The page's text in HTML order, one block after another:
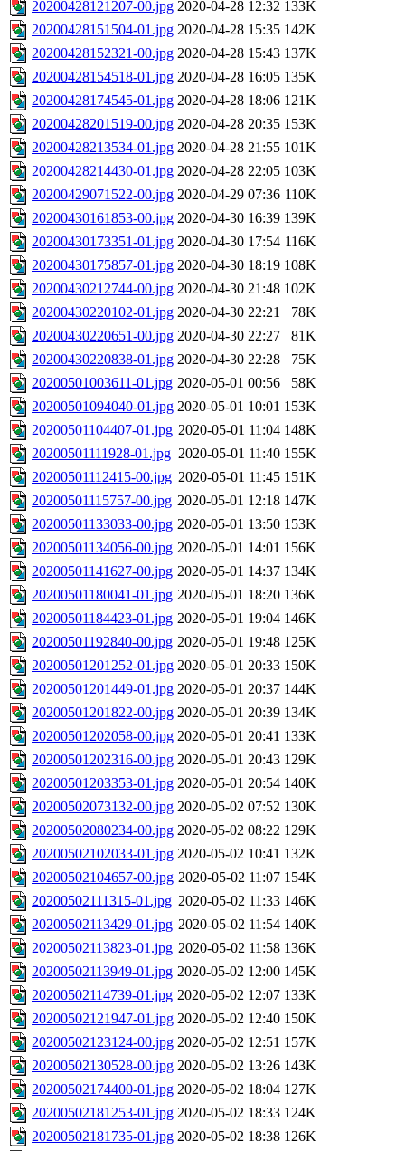
20200428121207-00.jpg 2020-04-28 12:32 133K
20200428151504-01.jpg 2020-04-28 15:35 142K
20200428152321-00.jpg 2020-04-28 15:43 137K
20200428154518-01.jpg 2020-04-28 16:05 135K
20200428174545-01.jpg 2020-04-28 18:06 121K
20200428201519-00.jpg 2020-04-28 20:35 153K
20200428213534-01.jpg 2020-04-28 21:55 101K
20200428214430-01.jpg 2020-04-28 22:05 103K
20200429071522-00.jpg 2020-04-29 07:36 110K
20200430161853-00.jpg 2020-04-30 16:39 139K
20200430173351-01.jpg 2020-04-30 17:54 116K
20200430175857-01.jpg 2020-04-30 18:19 108K
20200430212744-00.jpg 2020-04-30 21:48 102K
20200430220102-01.jpg 2020-04-30 22:21
78K
20200430220651-00.jpg 2020-04-30 22:27
81K
20200430220838-01.jpg 2020-04-30 22:28
75K
20200501003611-01.jpg 2020-05-01 00:56
58K
20200501094040-01.jpg 2020-05-01 10:01 153K
20200501104407-01.jpg 2020-05-01 11:04 148K
20200501111928-01.jpg 2020-05-01 11:40 155K
20200501112415-00.jpg 2020-05-01 11:45 151K
20200501115757-00.jpg 2020-05-01 12:18 147K
20200501133033-00.jpg 2020-05-01 13:50 153K
20200501134056-00.jpg 2020-05-01 14:01 156K
20200501141627-00.jpg 2020-05-01 14:37 134K
20200501180041-01.jpg 2020-05-01 18:20 136K
20200501184423-01.jpg 2020-05-01 19:04 146K
20200501192840-00.jpg 2020-05-01 19:48 125K
20200501201252-01.jpg 2020-05-01 20:33 150K
20200501201449-01.jpg 2020-05-01 20:37 144K
20200501201822-00.jpg 2020-05-01 20:39 134K
20200501202058-00.jpg 2020-05-01 20:41 133K
20200501202316-00.jpg 2020-05-01 20:43 129K
20200501203353-01.jpg 2020-05-01 20:54 140K
20200502073132-00.jpg 2020-05-02 07:52 130K
20200502080234-00.jpg 2020-05-02 08:22 129K
20200502102033-01.jpg 2020-05-02 10:41 132K
20200502104657-00.jpg 2020-05-02 11:07 154K
20200502111315-01.jpg 2020-05-02 11:33 146K
20200502113429-01.jpg 2020-05-02 11:54 140K
20200502113823-01.jpg 2020-05-02 11:58 136K
20200502113949-01.jpg 2020-05-02 12:00 145K
20200502114739-01.jpg 2020-05-02 12:07 133K
20200502121947-01.jpg 2020-05-02 12:40 150K
20200502123124-00.jpg 2020-05-02 12:51 157K
20200502130528-00.jpg 2020-05-02 13:26 143K
20200502174400-01.jpg 2020-05-02 18:04 127K
20200502181253-01.jpg 2020-05-02 18:33 124K
20200502181735-01.jpg 2020-05-02 18:38 126K